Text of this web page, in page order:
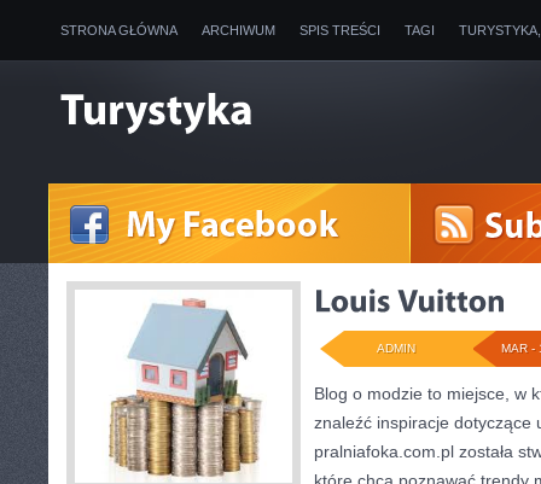
STRONA GŁÓWNA ARCHIWUM SPIS TREŚCI TAGI
MAR -
ADMIN
Blog o modzie to miejsce, w
znaleźć inspiracje dotyczące
pralniafoka.com.pl została